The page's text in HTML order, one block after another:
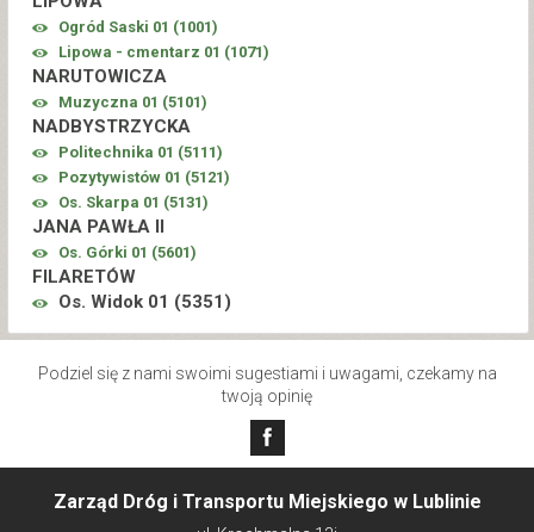
Ogród Saski 01 (1001)
Lipowa - cmentarz 01 (1071)
NARUTOWICZA
Muzyczna 01 (5101)
NADBYSTRZYCKA
Politechnika 01 (5111)
Pozytywistów 01 (5121)
Os. Skarpa 01 (5131)
JANA PAWŁA II
Os. Górki 01 (5601)
FILARETÓW
Os. Widok 01 (5351 )
Podziel się z nami swoimi sugestiami i uwagami, czekamy na
twoją opinię
Zarząd Dróg i Transportu Miejskiego w Lublinie